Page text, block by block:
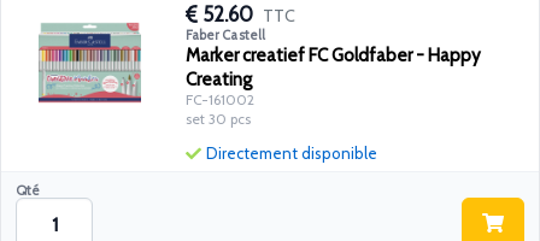
52.60 TTC
Faber Castell
Marker creatief FC Goldfaber - Happy
Creating
FC-161002
set 30 pcs
Qté
Directement disponible